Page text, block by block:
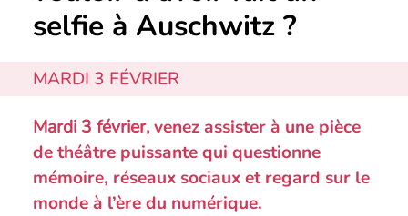
selfie à Auschwitz ?
MARDI 3 FÉVRIER
Mardi 3 février,venez assister à une pièce
de théâtre puissante qui questionne
mémoire, réseaux sociaux et regard sur le
monde à l’ère du numérique.